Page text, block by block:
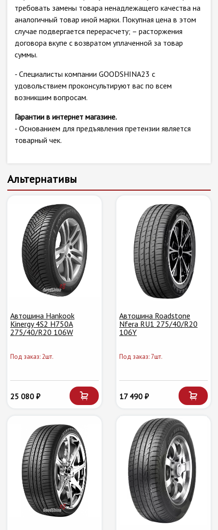
требовать замены товара ненадлежащего качества на
аналогичный товар иной марки. Покупная цена в этом
случае подвергается перерасчету; – расторжения
договора вкупе с возвратом уплаченной за товар
суммы.
- Специалисты компании GOODSHINA23 с
удовольствием проконсультируют вас по всем
возникшим вопросам.
Гарантии в интернет магазине.
- Основанием для предъявления претензии является
товарный чек.
Альтернативы
Автошина Hankook
Kinergy 4S2 H750A
275/40/R20 106W
Под заказ: 2шт.
25 080 ₽
Автошина Roadstone
Nfera RU1 275/40/R20
106Y
Под заказ: 7шт.
17 490 ₽